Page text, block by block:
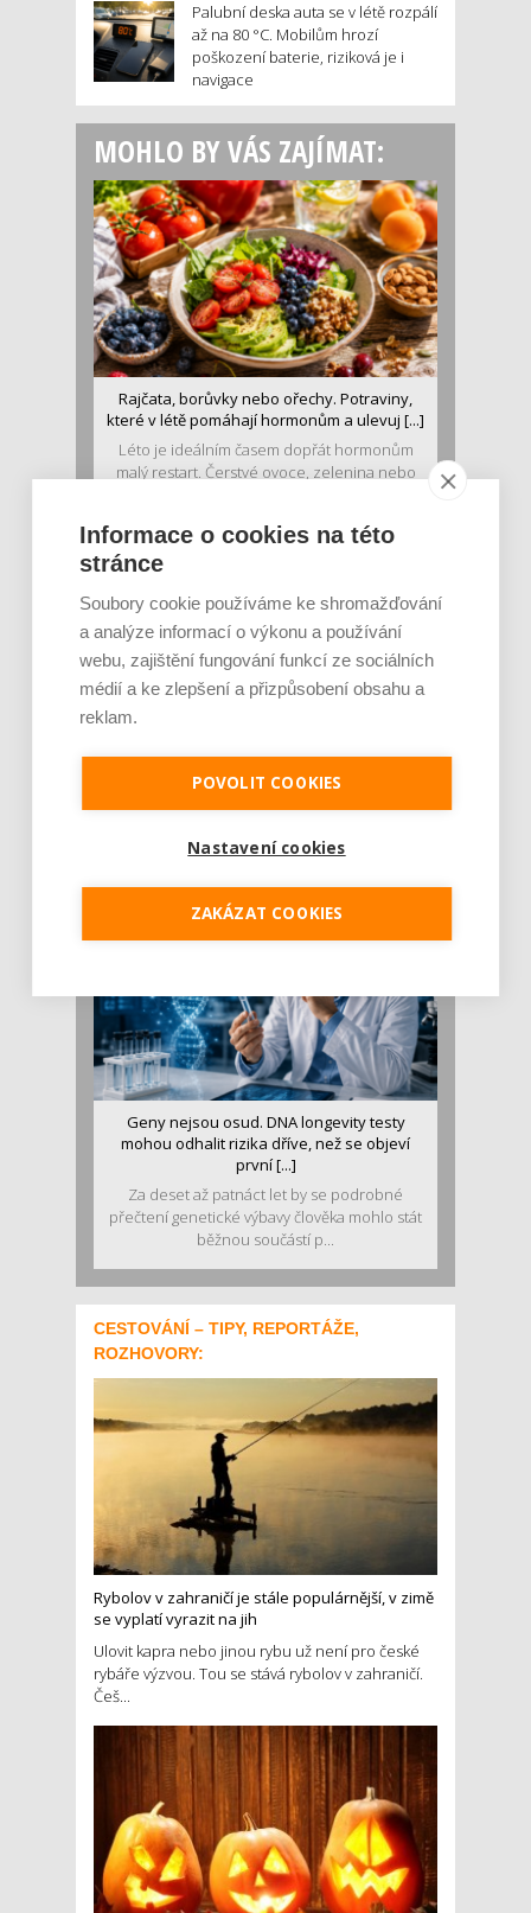
Palubní deska auta se v létě rozpálí
až na 80 °C. Mobilům hrozí
poškození baterie, riziková je i
navigace
MOHLO BY VÁS ZAJÍMAT:
Rajčata, borůvky nebo ořechy. Potraviny,
které v létě pomáhají hormonům a ulevuj [...]
Léto je ideálním časem dopřát hormonům
malý restart. Čerstvé ovoce, zelenina nebo
Je jen pro sportovce, přiberu po něm a ve
stravě ho mám dostatek. Znáte nejčastějš [...]
Pojem protein již nějakou dobu rezonuje
se o ně...
Geny nejsou osud. DNA longevity testy
mohou odhalit rizika dříve, než se objeví
první [...]
Za deset až patnáct let by se podrobné
přečtení genetické výbavy člověka mohlo stát
běžnou součástí p...
CESTOVÁNÍ – TIPY, REPORTÁŽE,
ROZHOVORY:
Rybolov v zahraničí je stále populárnější, v zimě
se vyplatí vyrazit na jih
Ulovit kapra nebo jinou rybu už není pro české
rybáře výzvou. Tou se stává rybolov v zahraničí.
Češ...
Informace o cookies na této
stránce
Soubory cookie používáme ke shromažďování
a analýze informací o výkonu a používání
webu, zajištění fungování funkcí ze sociálních
médií a ke zlepšení a přizpůsobení obsahu a
reklam.
POVOLIT COOKIES
Nastavení cookies
ZAKÁZAT COOKIES